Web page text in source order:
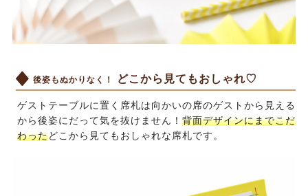
後姿もぬかりなく！ どこから見てもおしゃれ♡
ゲストテーブルに置く席札は向かいの席のゲストから見える
から後姿にだって気を抜けません！ 背面デザインにまでこだ
わったどこから見てもおしゃれな席札です。